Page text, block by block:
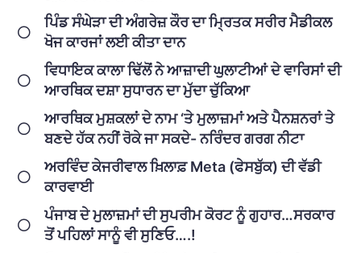
ਪਿੰਡ ਸੰਘੇੜਾ ਦੀ ਅੰਗਰੇਜ਼ ਕੌਰ ਦਾ ਮ੍ਰਿਤਕ ਸਰੀਰ ਮੈਡੀਕਲ
ਖੋਜ ਕਾਰਜਾਂ ਲਈ ਕੀਤਾ ਦਾਨ
ਵਿਧਾਇਕ ਕਾਲਾ ਢਿੱਲੋਂ ਨੇ ਆਜ਼ਾਦੀ ਘੁਲਾਟੀਆਂ ਦੇ ਵਾਰਿਸਾਂ ਦੀ
ਆਰਥਿਕ ਦਸ਼ਾ ਸੁਧਾਰਨ ਦਾ ਮੁੱਦਾ ਚੁੱਕਿਆ
ਆਰਥਿਕ ਮੁਸ਼ਕਲਾਂ ਦੇ ਨਾਮ ‘ਤੇ ਮੁਲਾਜ਼ਮਾਂ ਅਤੇ ਪੈਨਸ਼ਨਰਾਂ ਤੇ
ਬਣਦੇ ਹੱਕ ਨਹੀਂ ਰੋਕੇ ਜਾ ਸਕਦੇ- ਨਰਿੰਦਰ ਗਰਗ ਨੀਟਾ
ਅਰਵਿੰਦ ਕੇਜਰੀਵਾਲ ਖ਼ਿਲਾਫ਼ Meta (ਫੇਸਬੁੱਕ) ਦੀ ਵੱਡੀ
ਕਾਰਵਾਈ
ਪੰਜਾਬ ਦੇ ਮੁਲਾਜ਼ਮਾਂ ਦੀ ਸੁਪਰੀਮ ਕੋਰਟ ਨੂੰ ਗੁਹਾਰ…ਸਰਕਾਰ
ਤੋਂ ਪਹਿਲਾਂ ਸਾਨੂੰ ਵੀ ਸੁਣਿਓ….!